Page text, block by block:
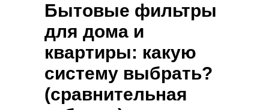
Бытовые фильтры
для дома и
квартиры: какую
систему выбрать?
(сравнительная